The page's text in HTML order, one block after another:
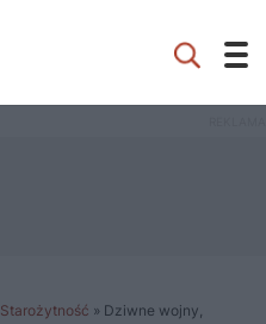
Starożytność » Dziwne wojny,